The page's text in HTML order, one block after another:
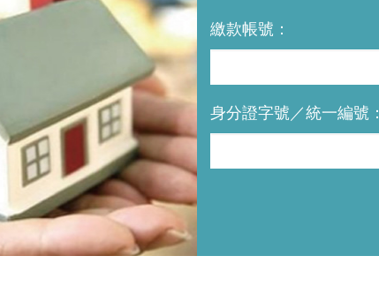
繳款帳號：
身分證字號／統一編號：